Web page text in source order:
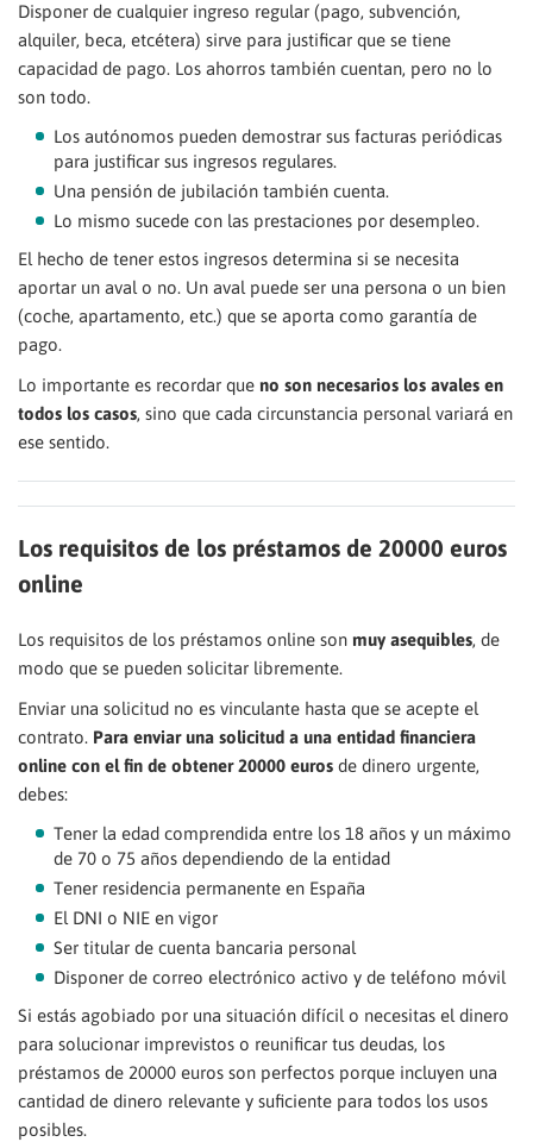
Disponer de cualquier ingreso regular (pago, subvención,
alquiler, beca, etcétera) sirve para justificar que se tiene
capacidad de pago. Los ahorros también cuentan, pero no lo
son todo.
Los autónomos pueden demostrar sus facturas periódicas
para justificar sus ingresos regulares.
Una pensión de jubilación también cuenta.
Lo mismo sucede con las prestaciones por desempleo.
El hecho de tener estos ingresos determina si se necesita
aportar un aval o no. Un aval puede ser una persona o un bien
(coche, apartamento, etc.) que se aporta como garantía de
pago.
Lo importante es recordar que no son necesarios los avales en
todos los casos, sino que cada circunstancia personal variará en
ese sentido.
Los requisitos de los préstamos de 20000 euros
online
Los requisitos de los préstamos online son muy asequibles, de
modo que se pueden solicitar libremente.
Enviar una solicitud no es vinculante hasta que se acepte el
contrato. Para enviar una solicitud a una entidad financiera
online con el fin de obtener 20000 euros de dinero urgente,
debes:
Tener la edad comprendida entre los 18 años y un máximo
de 70 o 75 años dependiendo de la entidad
Tener residencia permanente en España
El DNI o NIE en vigor
Ser titular de cuenta bancaria personal
Disponer de correo electrónico activo y de teléfono móvil
Si estás agobiado por una situación difícil o necesitas el dinero
para solucionar imprevistos o reunificar tus deudas, los
préstamos de 20000 euros son perfectos porque incluyen una
cantidad de dinero relevante y suficiente para todos los usos
posibles.